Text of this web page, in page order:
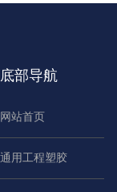
底部导航
网站首页
通用工程塑胶